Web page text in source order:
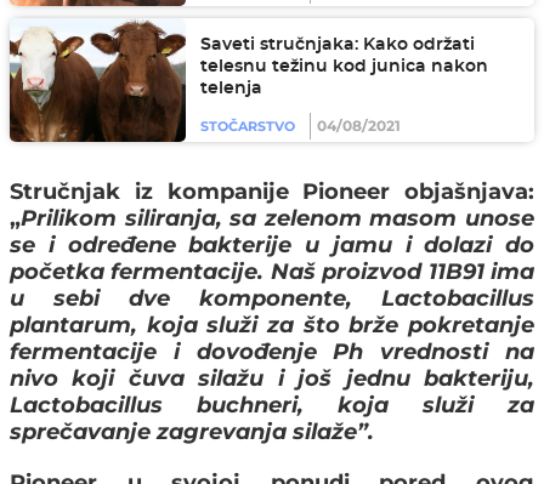
Saveti stručnjaka: Kako održati
telesnu težinu kod junica nakon
telenja
STOČARSTVO 04/08/2021
Stručnjak iz kompanije Pioneer objašnjava:
„Prilikom siliranja, sa zelenom masom unose
se i određene bakterije u jamu i dolazi do
početka fermentacije. Naš proizvod 11B91 ima
u sebi dve komponente, Lactobacillus
plantarum, koja služi za što brže pokretanje
fermentacije i dovođenje Ph vrednosti na
nivo koji čuva silažu i još jednu bakteriju,
Lactobacillus buchneri, koja služi za
sprečavanje zagrevanja silaže”.